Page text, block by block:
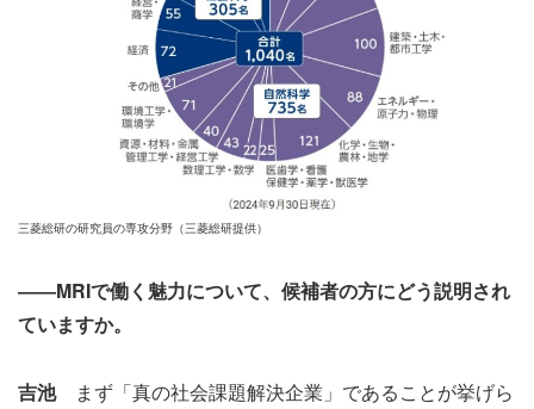
三菱総研の研究員の専攻分野（三菱総研提供）
――MRIで働く魅力について、候補者の方にどう説明され
ていますか。
吉池まず「真の社会課題解決企業」であることが挙げら